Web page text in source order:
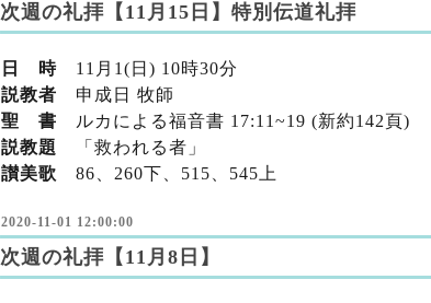
次週の礼拝【11月15日】特別伝道礼拝
日 時 11月1(日) 10時30分
説教者 申成日 牧師
聖 書 ルカによる福音書 17:11~19 (新約142頁)
説教題
「救われる者」
讃美歌 86、260下 、515 、545上
2020-11-01 12:00:00
次週の礼拝【11月8日】